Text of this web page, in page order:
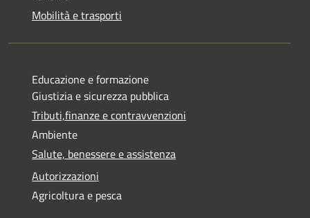
Mobilità e trasporti
Educazione e formazione
Giustizia e sicurezza pubblica
Tributi,finanze e contravvenzioni
Ambiente
Salute, benessere e assistenza
Autorizzazioni
Agricoltura e pesca